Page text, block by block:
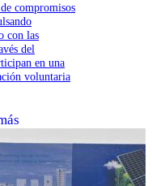
compromisos
con las
del
en una
voluntaria